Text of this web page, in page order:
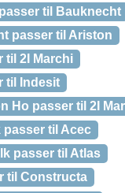
til Bauknecht
passer til Ariston
til 2I Marchi
til Indesit
Ho passer til 2I
passer til Acec
passer til Atlas
til Constructa